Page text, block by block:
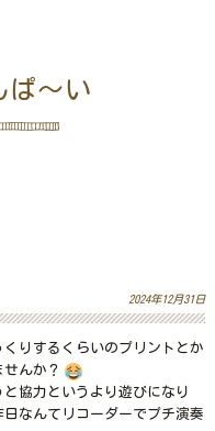
ぱ～い
2024年12月31日
りするくらいのプリントとか
んか？
協力というより遊びになり
なんてリコーダーでプチ演奏